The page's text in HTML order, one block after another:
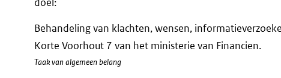
Behandeling van klachten, wensen,
Korte Voorhout 7 van het ministerie van Financien.
Taak van algemeen belang